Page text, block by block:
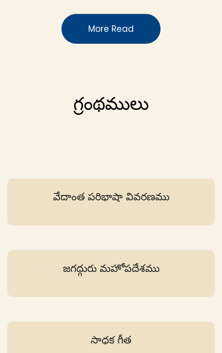
More Read
గ్రంథములు
వేదాంత పరిభాషా వివరణము
జగద్గురు మహోపదేశము
సాధక గీత